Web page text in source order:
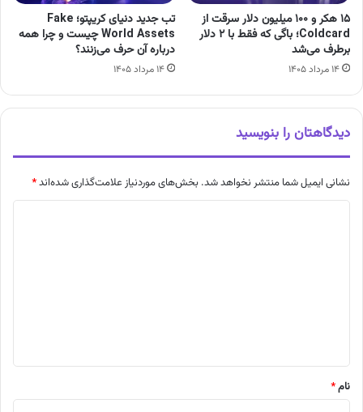
۱۵ هکر و ۱۰۰ میلیون دلار سرقت از
Coldcard؛ باگی که فقط با ۲ دلار
برطرف می‌شد
۱۴ مرداد ۱۴۰۵
تب جدید دنیای کریپتو؛ Fake
World Assets چیست و چرا همه
درباره آن حرف می‌زنند؟
۱۴ مرداد ۱۴۰۵
دیدگاهتان را بنویسید
نشانی ایمیل شما منتشر نخواهد شد. بخش‌های موردنیاز علامت‌گذاری شده‌اند*
نام*